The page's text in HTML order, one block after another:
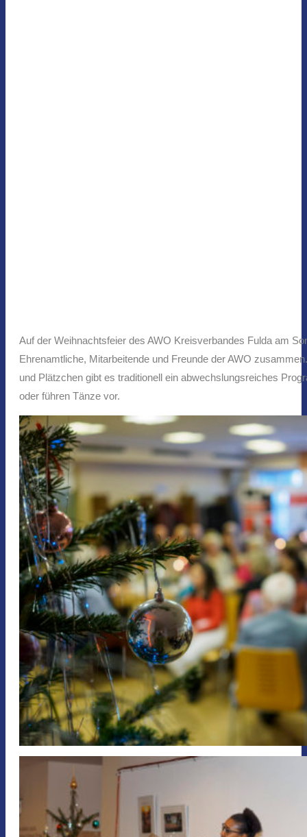
Auf der Weihnachtsfeier des AWO Kreisverbandes Fulda am
Ehrenamtliche, Mitarbeitende und Freunde der AWO
und Plätzchen gibt es traditionell ein abwechslungsreiches
oder führen Tänze vor.